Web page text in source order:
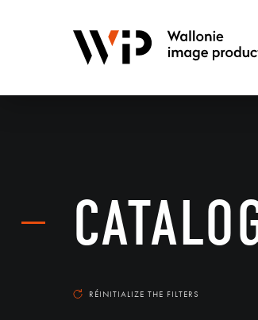
RÉINITIALIZE THE FILTERS